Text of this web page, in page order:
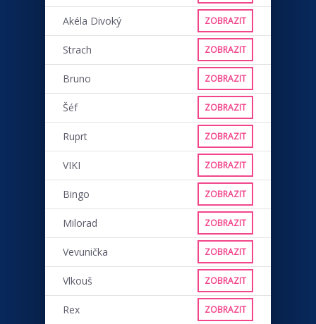
Akéla Divoký ZOBRAZIT
Strach ZOBRAZIT
Bruno ZOBRAZIT
Šéf ZOBRAZIT
Ruprt ZOBRAZIT
VIKI ZOBRAZIT
Bingo ZOBRAZIT
Milorad ZOBRAZIT
Vevunička ZOBRAZIT
Vlkouš ZOBRAZIT
Rex ZOBRAZIT